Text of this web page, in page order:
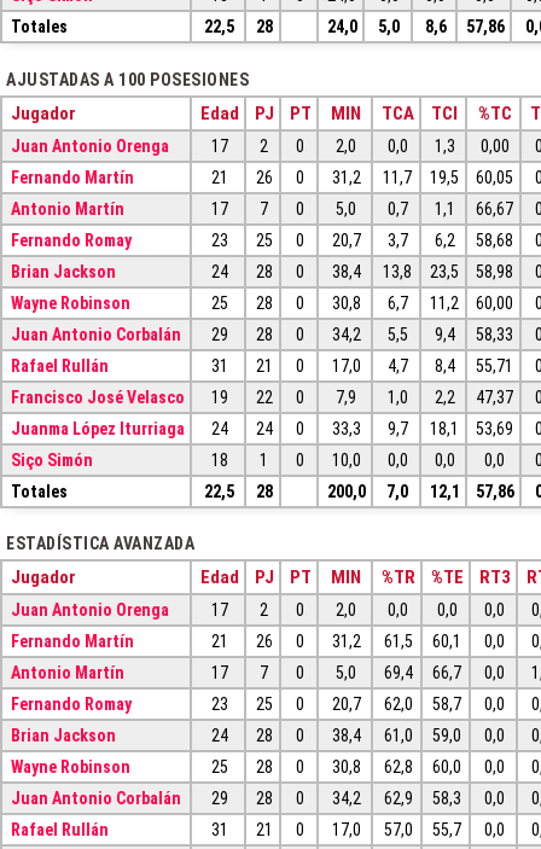
Totales
22,5 28 24,0 5,0 8,6 57,86
AJUSTADAS A 100 POSESIONES
Jugador Edad PJ PT MIN TCA TCI %TC
Juan Antonio Orenga 17 2 0 2,0 0,0 1,3 0,00
Fernando Martín
21 26 0 31,2 11,7 19,5 60,05
Antonio Martín
17 7 0 5,0 0,7 1,1 66,67
Fernando Romay
23 25 0 20,7 3,7 6,2 58,68
Brian Jackson
24 28 0 38,4 13,8 23,5 58,98
Wayne Robinson
25 28 0 30,8 6,7 11,2 60,00
Juan Antonio Corbalán
29 28 0 34,2 5,5 9,4 58,33
Rafael Rullán
31 21 0 17,0 4,7 8,4 55,71
Francisco José Velasco
19 22 0 7,9 1,0 2,2 47,37
Juanma López Iturriaga
24 24 0 33,3 9,7 18,1 53,69
Siço Simón
18 1 0 10,0 0,0 0,0 0,0
Totales
22,5 28 200,0 7,0 12,1 57,86
ESTADÍSTICA AVANZADA
Jugador Edad PJ PT MIN %TR %TE RT3
Juan Antonio Orenga 17 2 0 2,0 0,0 0,0 0,0
Fernando Martín
21 26 0 31,2 61,5 60,1 0,0
Antonio Martín
17 7 0 5,0 69,4 66,7 0,0
Fernando Romay
23 25 0 20,7 62,0 58,7 0,0
Brian Jackson
24 28 0 38,4 61,0 59,0 0,0
Wayne Robinson
25 28 0 30,8 62,8 60,0 0,0
Juan Antonio Corbalán
29 28 0 34,2 62,9 58,3 0,0
Rafael Rullán
31 21 0 17,0 57,0 55,7 0,0